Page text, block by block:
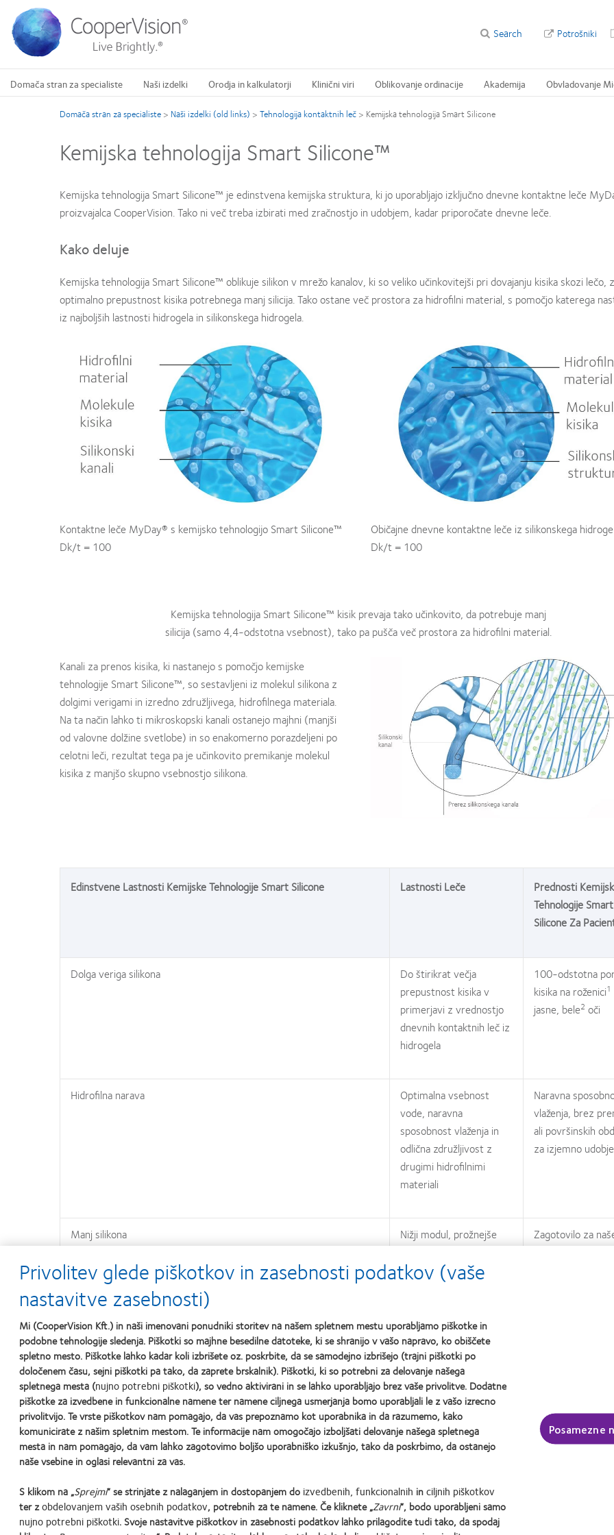
main
content
Potrošniki
Search
Domača stran za specialiste Naši izdelki Orodja in kalkulatorji Klinični viri Oblikovanje ordinacije Akademija Obvladovanje
Domača stran za specialiste > Naši izdelki (old links) > Tehnologija kontaktnih leč > Kemijska tehnologija Smart Silicone
Kemijska tehnologija Smart Silicone™
Kemijska tehnologija Smart Silicone™ je edinstvena kemijska struktura, ki jo uporabljajo izključno dnevne kontaktne leče
proizvajalca CooperVision. Tako ni več treba izbirati med zračnostjo in udobjem, kadar priporočate dnevne leče.
Kako deluje
Kemijska tehnologija Smart Silicone™ oblikuje silikon v mrežo kanalov, ki so veliko učinkovitejši pri dovajanju kisika skozi lečo,
optimalno prepustnost kisika potrebnega manj silicija. Tako ostane več prostora za hidrofilni material, s pomočjo katerega
iz najboljših lastnosti hidrogela in silikonskega hidrogela.
Kontaktne leče MyDay® s kemijsko tehnologijo Smart Silicone™
Dk/t = 100
Običajne dnevne kontaktne leče iz silikonskega
Dk/t = 100
Kemijska tehnologija Smart Silicone™ kisik prevaja tako učinkovito, da potrebuje manj
silicija (samo 4,4-odstotna vsebnost), tako pa pušča več prostora za hidrofilni material.
Kanali za prenos kisika, ki nastanejo s pomočjo kemijske
tehnologije Smart Silicone™, so sestavljeni iz molekul silikona z
dolgimi verigami in izredno združljivega, hidrofilnega materiala.
Na ta način lahko ti mikroskopski kanali ostanejo majhni (manjši
od valovne dolžine svetlobe) in so enakomerno porazdeljeni po
celotni leči, rezultat tega pa je učinkovito premikanje molekul
kisika z manjšo skupno vsebnostjo silikona.
Edinstvene Lastnosti Kemijske Tehnologije Smart Silicone Lastnosti Leče
Prednosti
Tehnologije Smart
Silicone Za
Dolga veriga silikona
Do štirikrat večja
prepustnost kisika v
primerjavi z vrednostjo
dnevnih kontaktnih leč iz
hidrogela
100-odstotna
kisika na roženici1
jasne, bele2 oči
Hidrofilna narava
Optimalna vsebnost
vode, naravna
sposobnost vlaženja in
odlična združljivost z
drugimi hidrofilnimi
materiali
Naravna
vlaženja, brez
ali površinskih
za izjemno udobje
Manj silikona
Nižji modul, prožnejše
leče
Zagotovilo za
najmehkejše
1 Brennan N. A.: Beyond Flux: Total Corneal Oxygen Consumption as an Index of Corneal Oxygenation During Contact Lens Wear. Optom Vis Sci 2005.
2Visoka prepustnost kisika pripomore k bolj jasnim, belim očem
3Primerjava dnevnih kontaktnih leč iz silikonskega hidrogela proizvajalca CooperVision. Arhivski podatki.
Learn
more
about
Learn
more
about
Learn
more
about
Learn
more
about
Learn
more
about
Learn
more
about
Privolitev glede piškotkov in zasebnosti podatkov (vaše
nastavitve zasebnosti)
Mi (CooperVision Kft.) in naši imenovani ponudniki storitev na našem spletnem mestu uporabljamo piškotke in
podobne tehnologije sledenja. Piškotki so majhne besedilne datoteke, ki se shranijo v vašo napravo, ko obiščete
spletno mesto. Piškotke lahko kadar koli izbrišete oz. poskrbite, da se samodejno izbrišejo (trajni piškotki po
določenem času, sejni piškotki pa tako, da zaprete brskalnik). Piškotki, ki so potrebni za delovanje našega
spletnega mesta (nujno potrebni piškotki), so vedno aktivirani in se lahko uporabljajo brez vaše privolitve. Dodatne
piškotke za izvedbene in funkcionalne namene ter namene ciljnega usmerjanja bomo uporabljali le z vašo izrecno
privolitvijo. Te vrste piškotkov nam pomagajo, da vas prepoznamo kot uporabnika in da razumemo, kako
komunicirate z našim spletnim mestom. Te informacije nam omogočajo izboljšati delovanje našega spletnega
mesta in nam pomagajo, da vam lahko zagotovimo boljšo uporabniško izkušnjo, tako da poskrbimo, da ostanejo
naše vsebine in oglasi relevantni za vas.
S klikom na „Sprejmi“ se strinjate z nalaganjem in dostopanjem do izvedbenih, funkcionalnih inciljnih piškotkov
ter zobdelovanjem vaših osebnih podatkov, potrebnih za te namene. Če kliknete „Zavrni“, bodo uporabljeni samo
nujno potrebni piškotki. Svoje nastavitve piškotkov in zasebnosti podatkov lahko prilagodite tudi tako, da spodaj
Posamezne